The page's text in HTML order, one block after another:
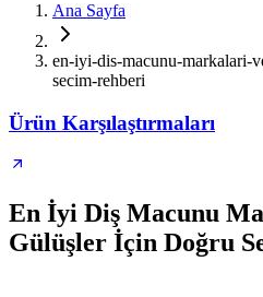
Ana Sayfa
en-iyi-dis-macunu-markalari-
secim-rehberi
Ürün Karşılaştırmaları
En İyi Diş Macunu
Gülüşler İçin Doğru